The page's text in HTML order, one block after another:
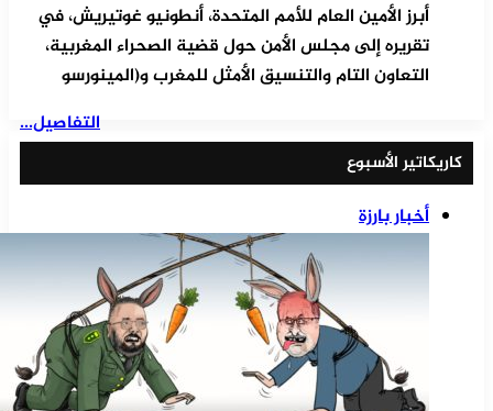
أبرز الأمين العام للأمم المتحدة، أنطونيو غوتيريش، في
تقريره إلى مجلس الأمن حول قضية الصحراء المغربية،
التعاون التام والتنسيق الأمثل للمغرب و(المينورسو
التفاصيل...
كاريكاتير الأسبوع
أخبار بارزة